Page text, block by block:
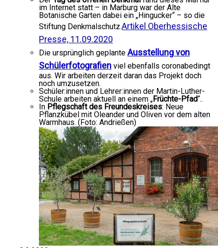
im Internet statt – in Marburg war der Alte
Botanische Garten dabei ein „Hingucker“ – so die
Stiftung Denkmalschutz.Artikel Oberhessische
Presse, 11.09.2020
Die ursprünglich geplanteAusstellung von
Schülerfotografien viel ebenfalls coronabedingt
aus. Wir arbeiten derzeit daran das Projekt doch
noch umzusetzen.
Schüler:innen und Lehrer:innen der Martin-Luther-
Schule arbeiten aktuell an einem „Früchte-Pfad“..
In Pflegschaft des Freundeskreises: Neue
Pflanzkübel mit Oleander und Oliven vor dem alten
Warmhaus. (Foto: Andrießen)